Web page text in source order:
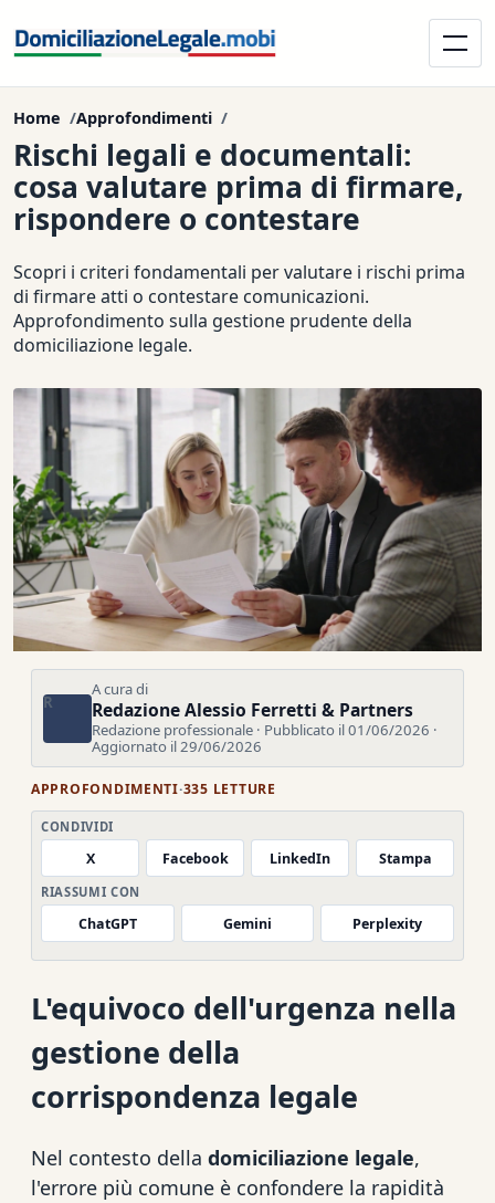
Home Approfondimenti
Rischi legali e documentali:
cosa valutare prima di firmare,
rispondere o contestare
Scopri i criteri fondamentali per valutare i rischi prima
di firmare atti o contestare comunicazioni.
Approfondimento sulla gestione prudente della
domiciliazione legale.
R
A cura di
Redazione Alessio Ferretti & Partners
Redazione professionale · Pubblicato il 01/06/2026 ·
Aggiornato il 29/06/2026
APPROFONDIMENTI·335 LETTURE
CONDIVIDI
X Facebook LinkedIn Stampa
RIASSUMI CON
ChatGPT Gemini Perplexity
L'equivoco dell'urgenza nella
gestione della
corrispondenza legale
Nel contesto della domiciliazione legale,
l'errore più comune è confondere la rapidità